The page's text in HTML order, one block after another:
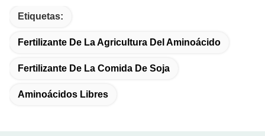
Etiquetas:
Fertilizante De La Agricultura Del Aminoácido
Fertilizante De La Comida De Soja
Aminoácidos Libres